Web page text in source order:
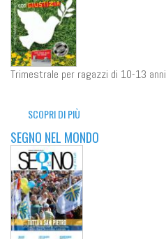
Trimestrale per ragazzi di 10-13 anni
SCOPRI DI PIÙ
SEGNO NEL MONDO